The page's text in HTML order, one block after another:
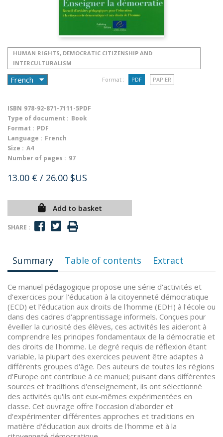
HUMAN RIGHTS, DEMOCRATIC CITIZENSHIP AND
INTERCULTURALISM
Format : PDF PAPIER
ISBN 978-92-871-7111-5PDF
Type of document : Book
Format : PDF
Language : French
Size : A4
Number of pages : 97
13.00 € / 26.00 $US
Add to basket
SHARE :
Summary Table of contents Extract
Ce manuel pédagogique propose une série d'activités et
d'exercices pour l'éducation à la citoyenneté démocratique
(ECD) et l'éducation aux droits de l'homme (EDH) à l'école ou
dans des cadres d'apprentissage informels. Conçues pour
éveiller la curiosité des élèves, ces activités les aideront à
comprendre les principes fondamentaux de la démocratie et
des droits de l'homme. Le degré requis de réflexion étant
variable, la plupart des exercices peuvent être adaptes à
différents groupes d'âge. Des auteurs de toutes les régions
d'Europe ont contribue à ce manuel; puisant dans différentes
sources et traditions d'enseignement, ils ont sélectionné
des activités qu'ils ont eux-mêmes expérimentées en
classe. Cet ouvrage offre l'occasion d'aborder et
d'expérimenter différentes approches et traditions en
matière d'éducation aux droits de l'homme et à la